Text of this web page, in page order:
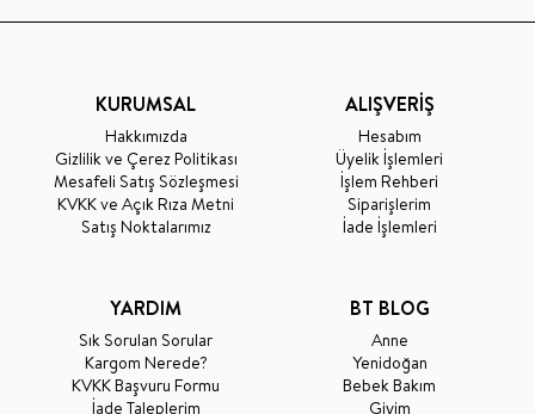
KURUMSAL
Hakkımızda
Gizlilik ve Çerez Politikası
Mesafeli Satış Sözleşmesi
KVKK ve Açık Rıza Metni
Satış Noktalarımız
ALIŞVERİŞ
Hesabım
Üyelik İşlemleri
İşlem Rehberi
Siparişlerim
İade İşlemleri
YARDIM
Sık Sorulan Sorular
Kargom Nerede?
KVKK Başvuru Formu
İade Taleplerim
BT BLOG
Anne
Yenidoğan
Bebek Bakım
Giyim